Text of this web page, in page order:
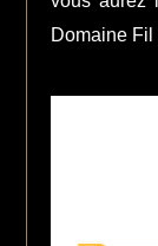
Domaine